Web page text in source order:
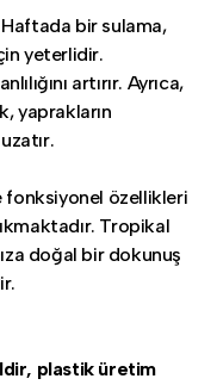
bir sulama,
yeterlidir.
artırır. Ayrıca,
yaprakların
fonksiyonel özellikleri
Tropikal
doğal bir dokunuş
plastik üretim